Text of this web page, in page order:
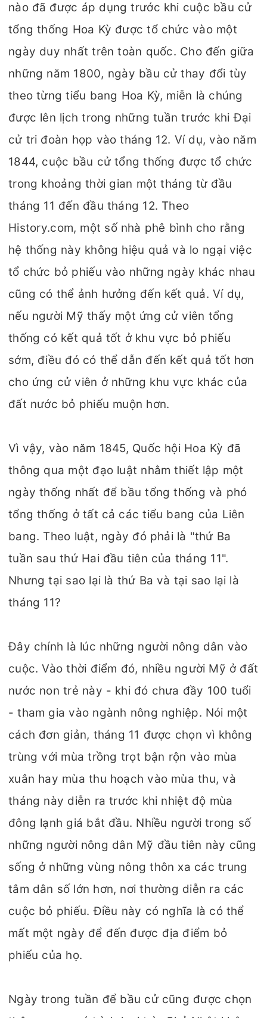
nào đã được áp dụng trước khi cuộc bầu cử
tổng thống Hoa Kỳ được tổ chức vào một
ngày duy nhất trên toàn quốc. Cho đến giữa
những năm 1800, ngày bầu cử thay đổi tùy
theo từng tiểu bang Hoa Kỳ, miễn là chúng
được lên lịch trong những tuần trước khi Đại
cử tri đoàn họp vào tháng 12. Ví dụ, vào năm
1844, cuộc bầu cử tổng thống được tổ chức
trong khoảng thời gian một tháng từ đầu
tháng 11 đến đầu tháng 12. Theo
History.com, một số nhà phê bình cho rằng
hệ thống này không hiệu quả và lo ngại việc
tổ chức bỏ phiếu vào những ngày khác nhau
cũng có thể ảnh hưởng đến kết quả. Ví dụ,
nếu người Mỹ thấy một ứng cử viên tổng
thống có kết quả tốt ở khu vực bỏ phiếu
sớm, điều đó có thể dẫn đến kết quả tốt hơn
cho ứng cử viên ở những khu vực khác của
đất nước bỏ phiếu muộn hơn.
Vì vậy, vào năm 1845, Quốc hội Hoa Kỳ đã
thông qua một đạo luật nhằm thiết lập một
ngày thống nhất để bầu tổng thống và phó
tổng thống ở tất cả các tiểu bang của Liên
bang. Theo luật, ngày đó phải là "thứ Ba
tuần sau thứ Hai đầu tiên của tháng 11".
Nhưng tại sao lại là thứ Ba và tại sao lại là
tháng 11?
Đây chính là lúc những người nông dân vào
cuộc. Vào thời điểm đó, nhiều người Mỹ ở đất
nước non trẻ này - khi đó chưa đầy 100 tuổi
- tham gia vào ngành nông nghiệp. Nói một
cách đơn giản, tháng 11 được chọn vì không
trùng với mùa trồng trọt bận rộn vào mùa
xuân hay mùa thu hoạch vào mùa thu, và
tháng này diễn ra trước khi nhiệt độ mùa
đông lạnh giá bắt đầu. Nhiều người trong số
những người nông dân Mỹ đầu tiên này cũng
sống ở những vùng nông thôn xa các trung
tâm dân số lớn hơn, nơi thường diễn ra các
cuộc bỏ phiếu. Điều này có nghĩa là có thể
mất một ngày để đến được địa điểm bỏ
phiếu của họ.
Ngày trong tuần để bầu cử cũng được chọn